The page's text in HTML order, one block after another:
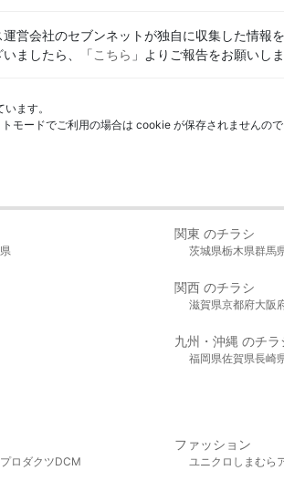
営会社のセブンネットが独自に収集した情報
ましたら、「こちら 」よりご報告をお願いしま
ます。
モードでご利用の場合は cookie が保存されませんの
関東 のチラシ
茨城県栃木県群馬
関西 のチラシ
滋賀県京都府大阪
九州・沖縄 のチラ
福岡県佐賀県長崎
ロダクツDCM
ファッション
ユニクロ しまむら